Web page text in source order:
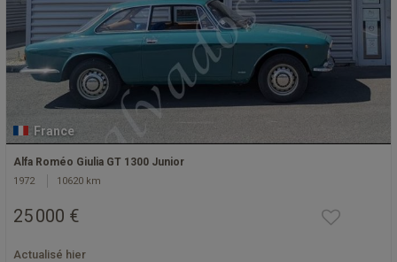
France
Alfa Roméo Giulia GT 1300 Junior
1972 10620 km
25 000 €
Actualisé hier